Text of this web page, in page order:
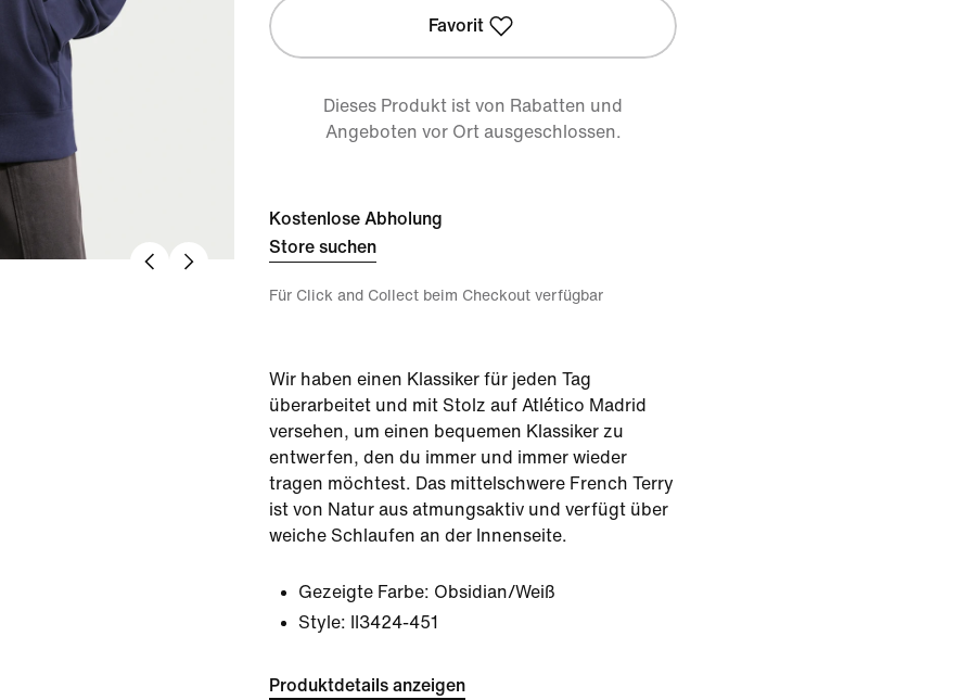
Favorit
Dieses Produkt ist von Rabatten und
Angeboten vor Ort ausgeschlossen.
Kostenlose Abholung
Store suchen
Für Click and Collect beim Checkout verfügbar
Wir haben einen Klassiker für jeden Tag
überarbeitet und mit Stolz auf Atlético Madrid
versehen, um einen bequemen Klassiker zu
entwerfen, den du immer und immer wieder
tragen möchtest. Das mittelschwere French Terry
ist von Natur aus atmungsaktiv und verfügt über
weiche Schlaufen an der Innenseite.
Gezeigte Farbe: Obsidian/Weiß
Style:
II3424-451
Produktdetails anzeigen